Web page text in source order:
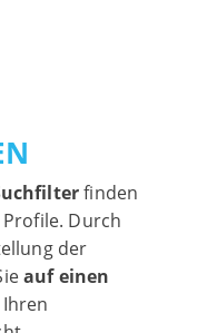
finden
Durch
der
auf einen